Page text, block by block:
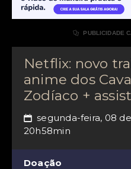
 PUBLICIDADE
Netflix: novo
anime dos
Zodíaco +
📅 segunda-feira, 08
20h58min
Doação